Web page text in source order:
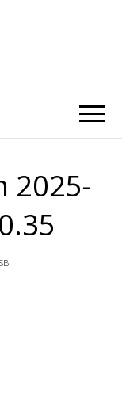
2025-